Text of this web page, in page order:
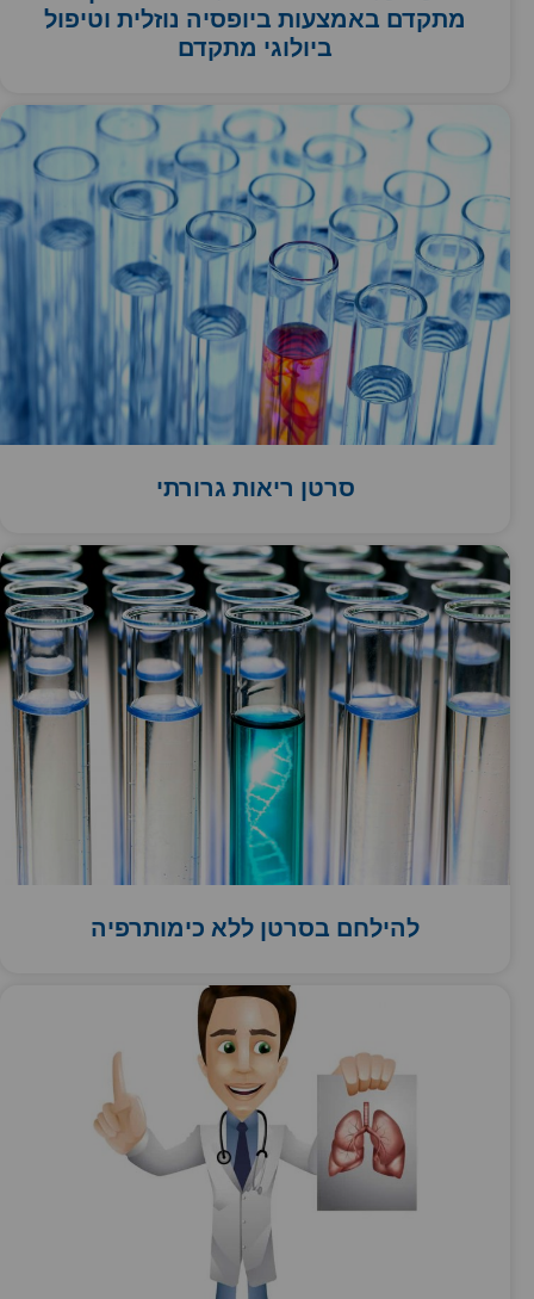
מתקדם באמצעות ביופסיה נוזלית וטיפול
ביולוגי מתקדם
סרטן ריאות גרורתי
להילחם בסרטן ללא כימותרפיה